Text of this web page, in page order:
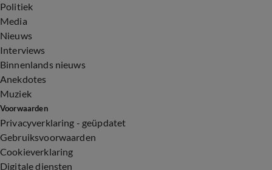
Politiek
Media
Nieuws
Interviews
Binnenlands nieuws
Anekdotes
Muziek
Voorwaarden
Privacyverklaring - geüpdatet
Gebruiksvoorwaarden
Cookieverklaring
Digitale diensten